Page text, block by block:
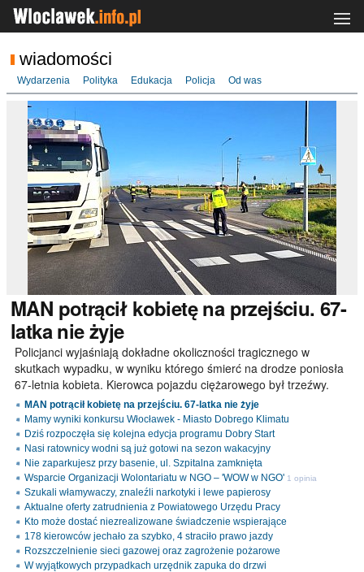
wiadomości
Wydarzenia Polityka Edukacja Policja Od was
MAN potrącił kobietę na przejściu. 67-
latka nie żyje
Policjanci wyjaśniają dokładne okoliczności tragicznego w
skutkach wypadku, w wyniku którego śmierć na drodze poniosła
67-letnia kobieta. Kierowca pojazdu ciężarowego był trzeźwy.
MAN potrącił kobietę na przejściu. 67-latka nie żyje
Mamy wyniki konkursu Włocławek - Miasto Dobrego Klimatu
Dziś rozpoczęła się kolejna edycja programu Dobry Start
Nasi ratownicy wodni są już gotowi na sezon wakacyjny
Nie zaparkujesz przy basenie, ul. Szpitalna zamknięta
Wsparcie Organizacji Wolontariatu w NGO – 'WOW w NGO' 1 opinia
Szukali włamywaczy, znaleźli narkotyki i lewe papierosy
Aktualne oferty zatrudnienia z Powiatowego Urzędu Pracy
Kto może dostać niezrealizowane świadczenie wspierające
178 kierowców jechało za szybko, 4 straciło prawo jazdy
Rozszczelnienie sieci gazowej oraz zagrożenie pożarowe
W wyjątkowych przypadkach urzędnik zapuka do drzwi